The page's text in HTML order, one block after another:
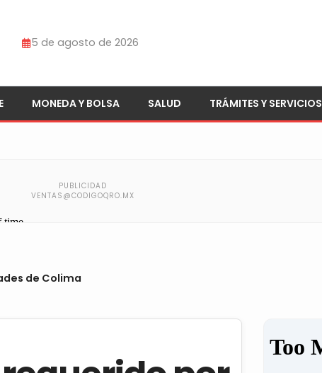
5 de agosto de 2026
MONEDA Y BOLSA SALUD TRÁMITES Y SERVICIOS
de Colima